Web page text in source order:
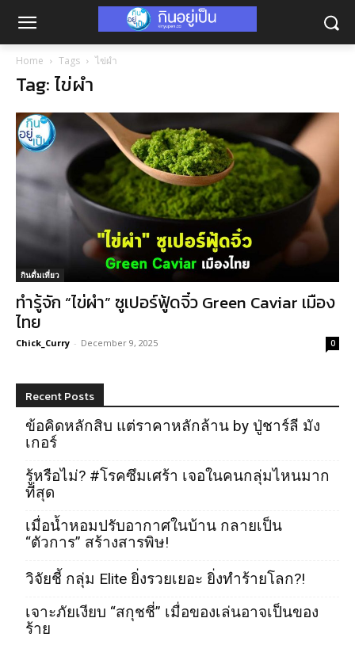
Home Tags ไข่ผำ
Tag: ไข่ผำ
กินดื่มเที่ยว
ทำรู้จัก “ไข่ผำ” ซูเปอร์ฟู้ดจิ๋ว Green Caviar เมือง
ไทย
Chick_Curry - December 9, 2025 0
Recent Posts
ข้อคิดหลักสิบ แต่ราคาหลักล้าน by ปู่ชาร์ลี มัง
เกอร์
รู้หรือไม่? #โรคซึมเศร้า เจอในคนกลุ่มไหนมาก
ที่สุด
เมื่อน้ำหอมปรับอากาศในบ้าน กลายเป็น
“ตัวการ” สร้างสารพิษ!
วิจัยชี้ กลุ่ม Elite ยิ่งรวยเยอะ ยิ่งทำร้ายโลก?!
เจาะภัยเงียบ “สกุชชี่” เมื่อของเล่นอาจเป็นของ
ร้าย